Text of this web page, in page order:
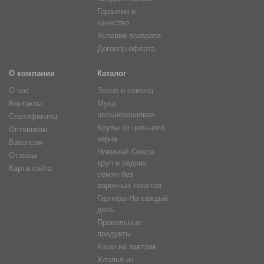
Гарантии и
качество
Условия возврата
Договор-оферта
О компании
О нас
Контакты
Сертификаты
Оптовикам
Вакансии
Отзывы
Карта сайта
Каталог
Зерно и семена
Мука
цельнозерновая
Крупы из цельного
зерна
Новинка! Смеси
круп и редких
семян без
варочных пакетов
Гарниры На каждый
день
Правильные
продукты
Каши на завтрак
Хлопья из